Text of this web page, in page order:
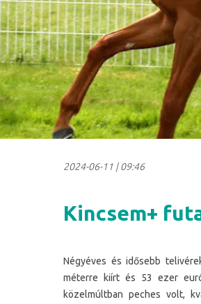
2024-06-11 |09:46
Kincsem+
Négyéves és idősebb
méterre kiírt és 53 ezer
közelmúltban peches volt,